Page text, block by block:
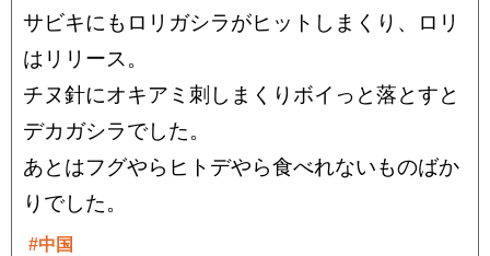
サビキにもロリガシラがヒットしまくり、ロリ
はリリース。
チヌ針にオキアミ刺しまくりボイっと落とすと
デカガシラでした。
あとはフグやらヒトデやら食べれないものばか
りでした。
#中国